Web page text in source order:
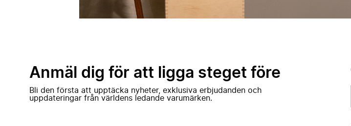
Anmäl dig för att ligga steget före
Bli den första att upptäcka nyheter, exklusiva erbjudanden och
uppdateringar från världens ledande varumärken.